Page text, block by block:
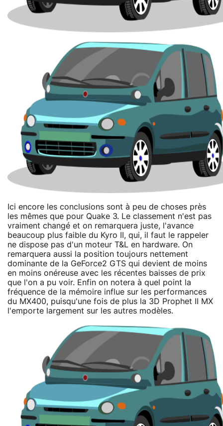
Ici encore les conclusions sont à peu de choses près
les mêmes que pour Quake 3. Le classement n'est pas
vraiment changé et on remarquera juste, l'avance
beaucoup plus faible du Kyro II, qui, il faut le rappeler
ne dispose pas d'un moteur T&L en hardware. On
remarquera aussi la position toujours nettement
dominante de la GeForce2 GTS qui devient de moins
en moins onéreuse avec les récentes baisses de prix
que l'on a pu voir. Enfin on notera à quel point la
fréquence de la mémoire influe sur les performances
du MX400, puisqu'une fois de plus la 3D Prophet II MX
l'emporte largement sur les autres modèles.